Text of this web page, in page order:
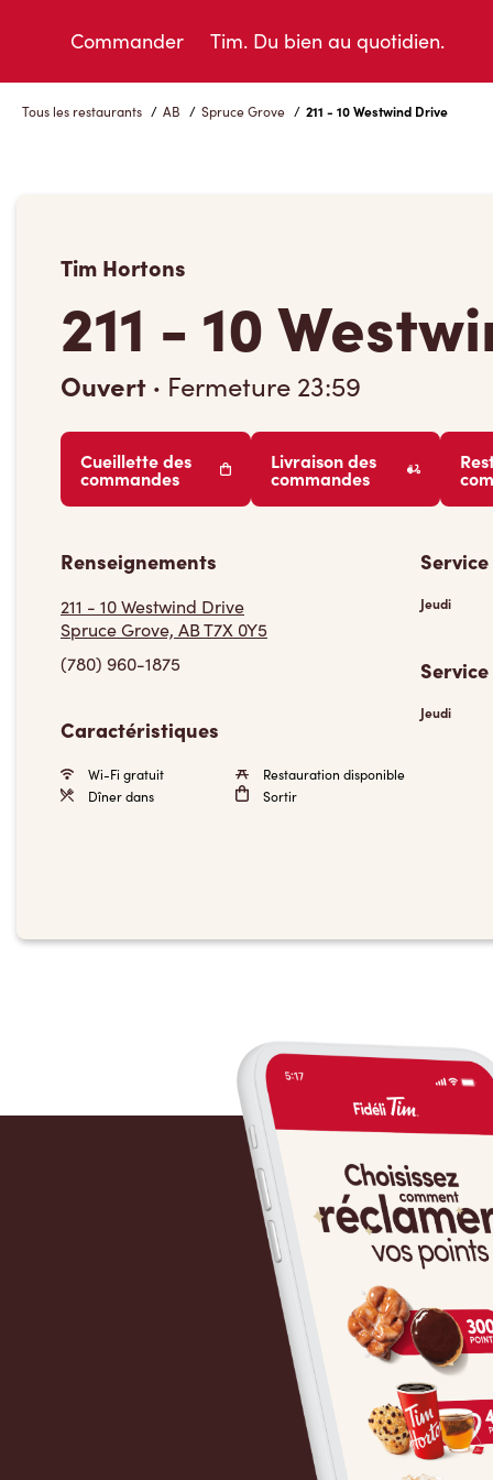
Commander Tim. Du bien au quotidien.
Tous les restaurants / AB / Spruce Grove / 211 - 10 Westwind Drive
Tim Hortons
211 - 10
Ouvert · Fermeture 23:59
Cueillette des
commandes
Livraison des
commandes
Renseignements
211 - 10 Westwind Drive
Spruce Grove, AB T7X 0Y5
(780) 960-1875
Caractéristiques
Wi-Fi gratuit
Restauration disponible
Dîner dans
Sortir
Jeudi
Jeudi